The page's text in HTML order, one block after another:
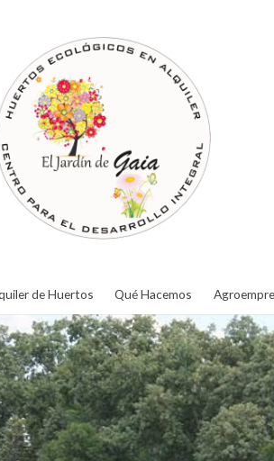
de Huertos Qué Hacemos